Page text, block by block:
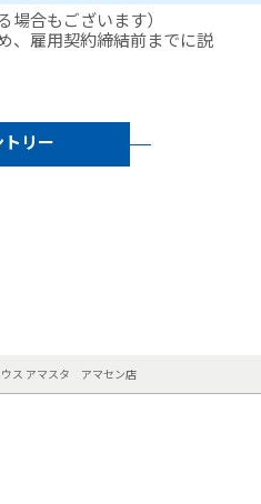
場合もございます）
、雇用契約締結前までに説
リー
ウス アマスタ アマセン店